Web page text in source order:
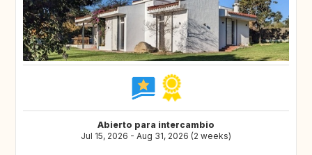
Abierto para intercambio
Jul 15, 2026 - Aug 31, 2026 (2 weeks)